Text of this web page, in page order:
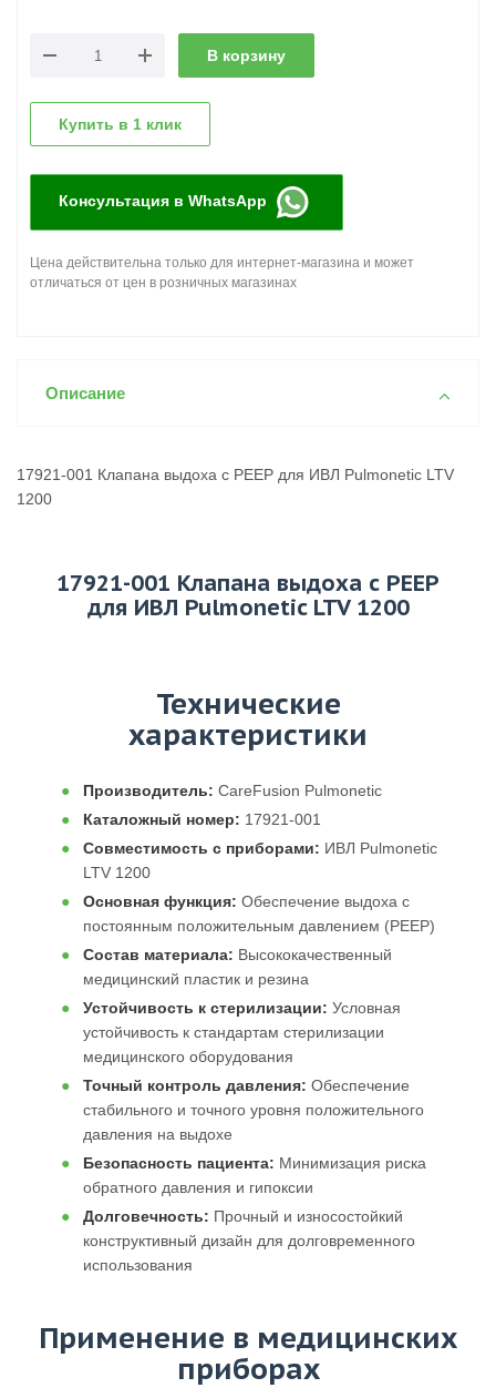
В корзину
Купить в 1 клик
Консультация в WhatsApp
Цена действительна только для интернет-магазина и может
отличаться от цен в розничных магазинах
Описание
17921-001 Клапана выдоха с РЕЕР для ИВЛ Pulmonetic LTV
1200
17921-001 Клапана выдоха с РЕЕР
для ИВЛ Pulmonetic LTV 1200
Технические
характеристики
Производитель: CareFusion Pulmonetic
Каталожный номер: 17921-001
Совместимость с приборами: ИВЛ Pulmonetic
LTV 1200
Основная функция: Обеспечение выдоха с
постоянным положительным давлением (РЕЕР)
Состав материала: Высококачественный
медицинский пластик и резина
Устойчивость к стерилизации: Условная
устойчивость к стандартам стерилизации
медицинского оборудования
Точный контроль давления: Обеспечение
стабильного и точного уровня положительного
давления на выдохе
Безопасность пациента: Минимизация риска
обратного давления и гипоксии
Долговечность: Прочный и износостойкий
конструктивный дизайн для долговременного
использования
Применение в медицинских
приборах